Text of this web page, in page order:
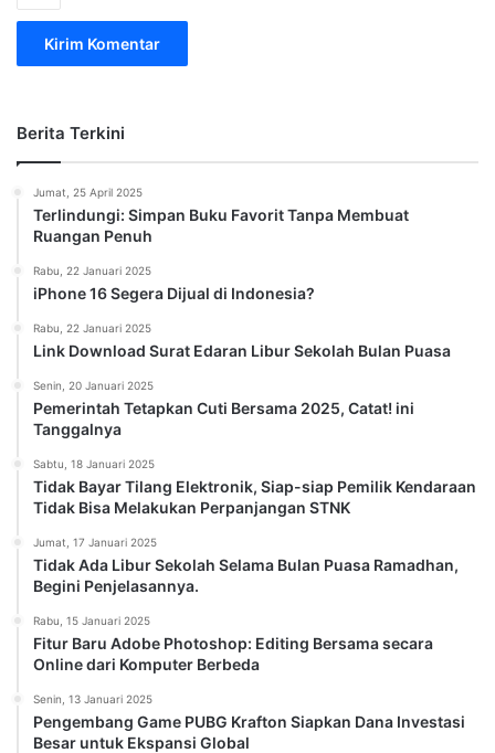
Berita Terkini
Jumat, 25 April 2025
Terlindungi: Simpan Buku Favorit Tanpa Membuat
Ruangan Penuh
Rabu, 22 Januari 2025
iPhone 16 Segera Dijual di Indonesia?
Rabu, 22 Januari 2025
Link Download Surat Edaran Libur Sekolah Bulan Puasa
Senin, 20 Januari 2025
Pemerintah Tetapkan Cuti Bersama 2025, Catat! ini
Tanggalnya
Sabtu, 18 Januari 2025
Tidak Bayar Tilang Elektronik, Siap-siap Pemilik Kendaraan
Tidak Bisa Melakukan Perpanjangan STNK
Jumat, 17 Januari 2025
Tidak Ada Libur Sekolah Selama Bulan Puasa Ramadhan,
Begini Penjelasannya.
Rabu, 15 Januari 2025
Fitur Baru Adobe Photoshop: Editing Bersama secara
Online dari Komputer Berbeda
Senin, 13 Januari 2025
Pengembang Game PUBG Krafton Siapkan Dana Investasi
Besar untuk Ekspansi Global